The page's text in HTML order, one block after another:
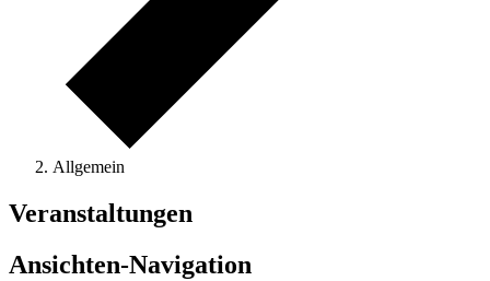
Allgemein
Veranstaltungen
Ansichten-Navigation